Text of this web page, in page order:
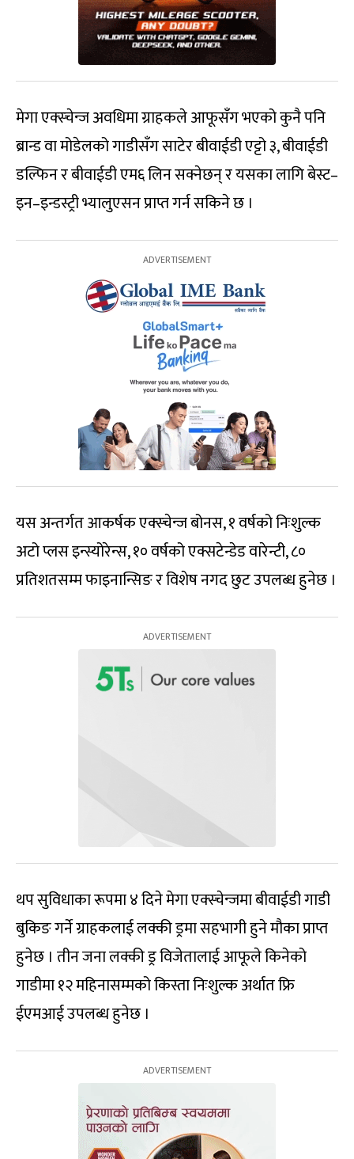
मेगा एक्स्चेन्ज अवधिमा ग्राहकले आफूसँग भएको कुनै पनि
ब्रान्ड वा मोडेलको गाडीसँग साटेर बीवाईडी एट्टो ३, बीवाईडी
डल्फिन र बीवाईडी एम६ लिन सक्नेछन् र यसका लागि बेस्ट–
इन–इन्डस्ट्री भ्यालुएसन प्राप्त गर्न सकिने छ ।
यस अन्तर्गत आकर्षक एक्स्चेन्ज बोनस, १ वर्षको निःशुल्क
अटो प्लस इन्स्योरेन्स, १० वर्षको एक्सटेन्डेड वारेन्टी, ८०
प्रतिशतसम्म फाइनान्सिङ र विशेष नगद छुट उपलब्ध हुनेछ ।
थप सुविधाका रूपमा ४ दिने मेगा एक्स्चेन्जमा बीवाईडी गाडी
बुकिङ गर्ने ग्राहकलाई लक्की ड्रमा सहभागी हुने मौका प्राप्त
हुनेछ । तीन जना लक्की ड्र विजेतालाई आफूले किनेको
गाडीमा १२ महिनासम्मको किस्ता निःशुल्क अर्थात फ्रि
ईएमआई उपलब्ध हुनेछ ।